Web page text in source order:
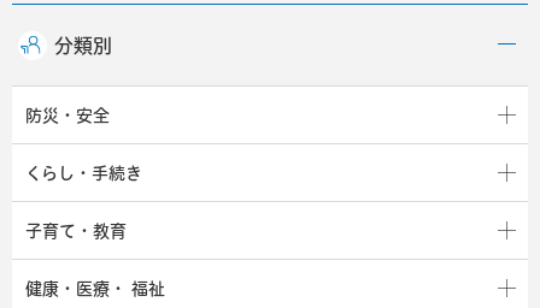
分類別
防災・安全
くらし・手続き
子育て・教育
健康・医療・ 福祉